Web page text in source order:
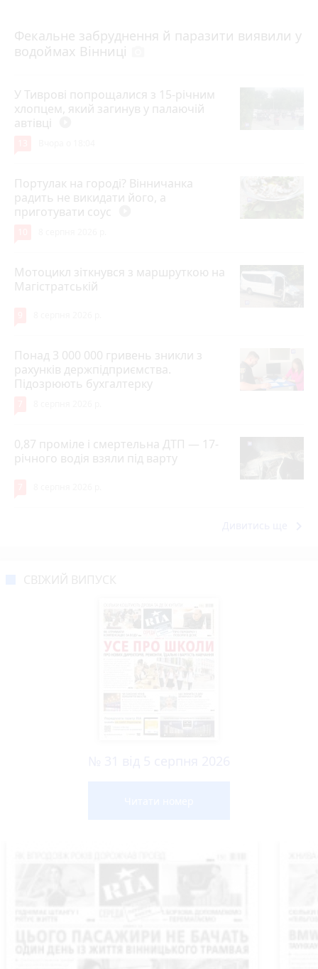
Фекальне забруднення й паразити виявили у
водоймах Вінниці
У Тиврові попрощалися з 15-річним
хлопцем, який загинув у палаючій
автівці
Портулак на городі? Вінничанка
радить не викидати його, а
приготувати соус
Мотоцикл зіткнувся з маршруткою на
Магістратській
Понад 3 000 000 гривень зникли з
рахунків держпідприємства.
Підозрюють бухгалтерку
0,87 проміле і смертельна ДТП — 17-
річного водія взяли під варту